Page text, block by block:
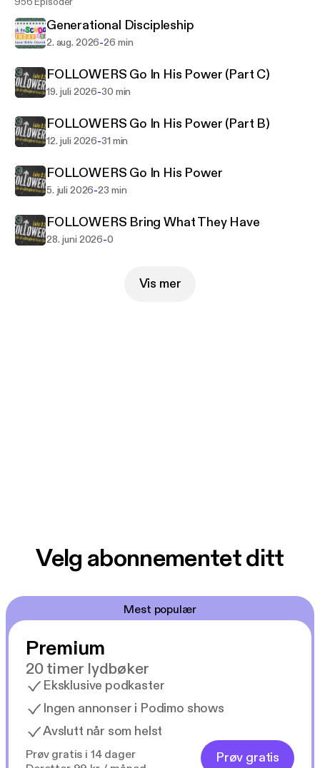
Generational Discipleship
2. aug. 2026-26 min
FOLLOWERS Go In His Power (Part C)
19. juli 2026-30 min
FOLLOWERS Go In His Power (Part B)
12. juli 2026-31 min
FOLLOWERS Go In His Power
5. juli 2026-23 min
FOLLOWERS Bring What They Have
28. juni 2026-0
Vis mer
Velg abonnementet ditt
Mest populær
Premium
20 timer lydbøker
Eksklusive podkaster
Ingen annonser i Podimo shows
Avslutt når som helst
Prøv gratis i 14 dager
Prøv gratis